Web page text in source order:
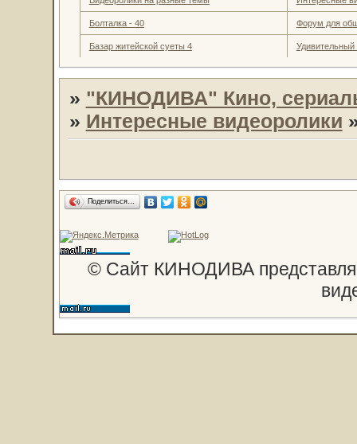
Болталка - 40 Форум для
Базар житейской суеты 4
» "КИНОДИВА" Кино,
» Интересные видеоролики
Поделиться…
© Сайт КИНОДИВА